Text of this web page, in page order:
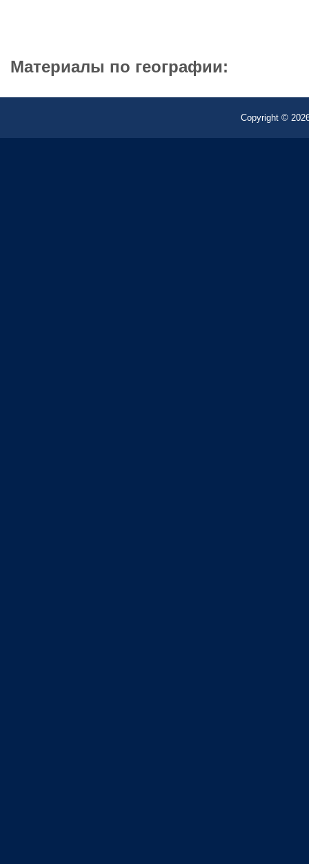
Материалы по географии:
Copyright ©